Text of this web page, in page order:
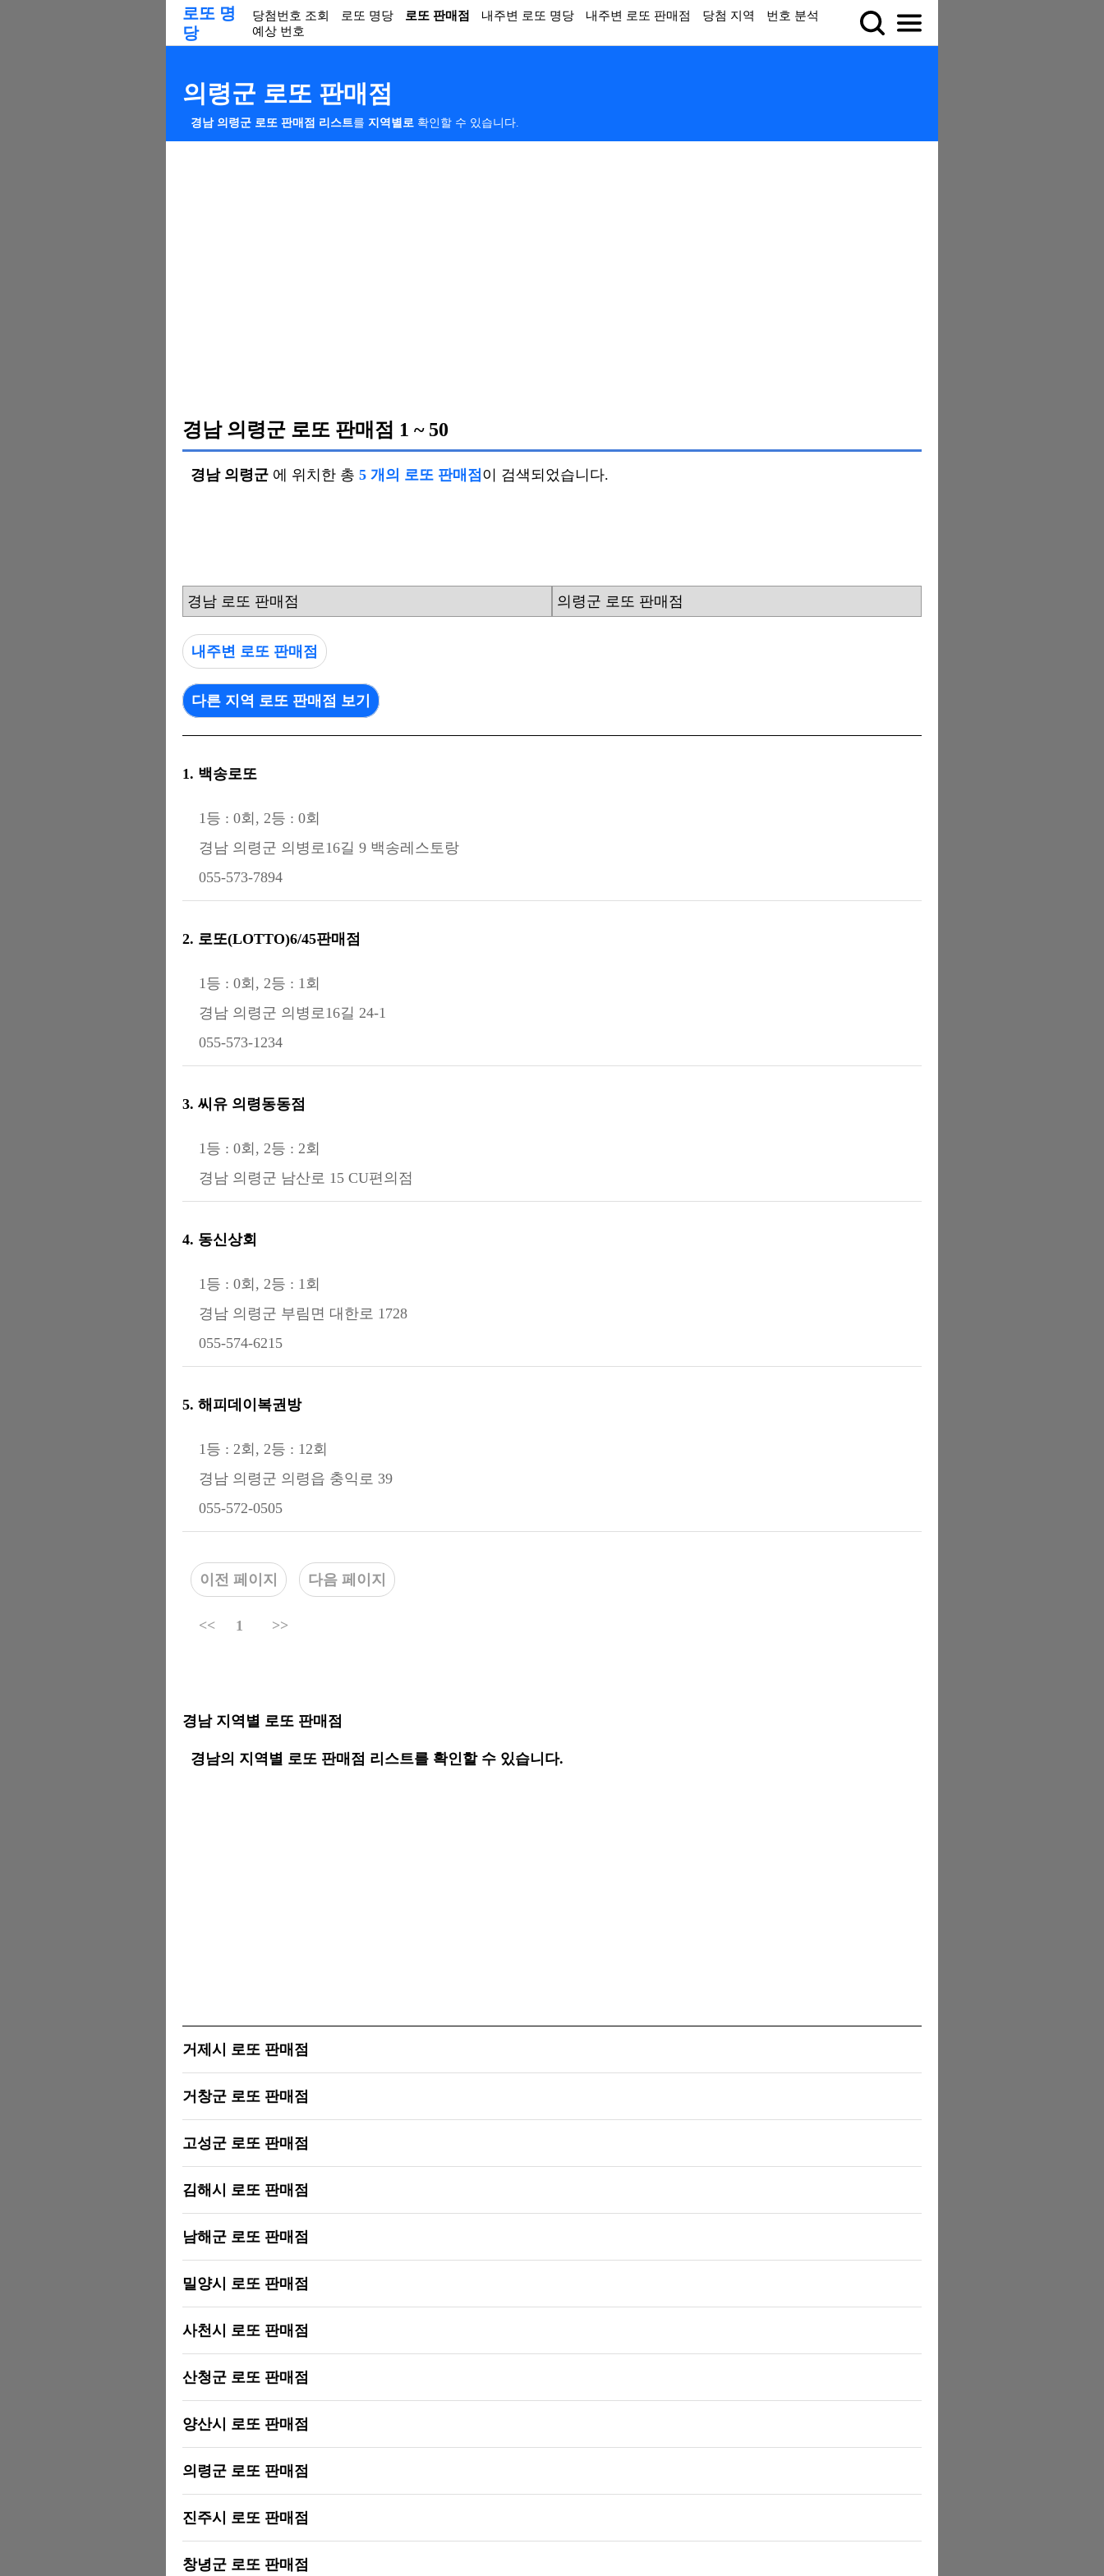
로또 명
당
당첨번호 조회 로또 명당 로또 판매점 내주변 로또 명당 내주변 로또 판매점 당첨 지역
번호 분석
예상 번호
의령군 로또 판매점
경남 의령군 로또 판매점 리스트를 지역별로 확인할 수 있습니다.
경남 의령군 로또 판매점 1 ~ 50
경남 의령군 에 위치한 총 5 개의 로또 판매점 이 검색되었습니다.
경남 로또 판매점 의령군 로또 판매점
내주변 로또 판매점
다른 지역 로또 판매점 보기
1. 백송로또
1등 : 0회, 2등 : 0회
경남 의령군 의병로16길 9 백송레스토랑
055-573-7894
2. 로또(LOTTO)6/45판매점
1등 : 0회, 2등 : 1회
경남 의령군 의병로16길 24-1
055-573-1234
3. 씨유 의령동동점
1등 : 0회, 2등 : 2회
경남 의령군 남산로 15 CU편의점
4. 동신상회
1등 : 0회, 2등 : 1회
경남 의령군 부림면 대한로 1728
055-574-6215
5. 해피데이복권방
1등 : 2회, 2등 : 12회
경남 의령군 의령읍 충익로 39
055-572-0505
이전 페이지 다음 페이지
<< 1 >>
경남 지역별 로또 판매점
경남의 지역별 로또 판매점 리스트를 확인할 수 있습니다.
거제시 로또 판매점
거창군 로또 판매점
고성군 로또 판매점
김해시 로또 판매점
남해군 로또 판매점
밀양시 로또 판매점
사천시 로또 판매점
산청군 로또 판매점
양산시 로또 판매점
의령군 로또 판매점
진주시 로또 판매점
창녕군 로또 판매점